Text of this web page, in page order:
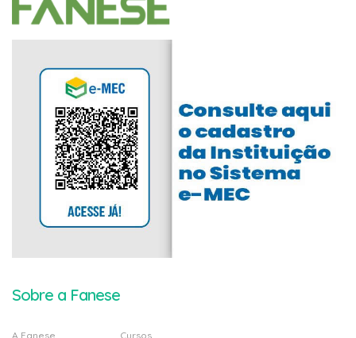
Sobre a Fanese
A Fanese Cursos